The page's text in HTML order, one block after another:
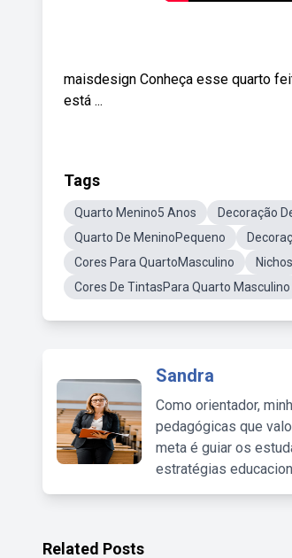
maisdesign Conheça esse quarto
está ...
Tags
Quarto Menino5 Anos Decoração
Quarto De MeninoPequeno
Cores Para QuartoMasculino
Cores De TintasPara Quarto Masculino
Sandra
Como orientador,
pedagógicas que
meta é guiar os
estratégias
Related Posts